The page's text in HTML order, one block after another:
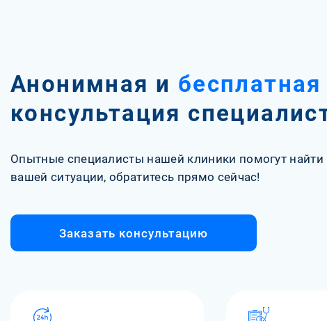
Анонимная и бесплатная
консультация
Опытные специалисты нашей клиники помогут
вашей ситуации, обратитесь прямо сейчас!
Заказать консультацию